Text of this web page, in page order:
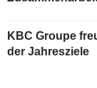
KBC Groupe
der Jahresziele